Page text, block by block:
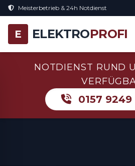
Meisterbetrieb & 24h Notdienst
E ELEKTROPROFI
NOTDIENST RUND
0157 9249